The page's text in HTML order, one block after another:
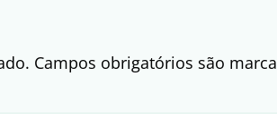
Campos obrigatórios são